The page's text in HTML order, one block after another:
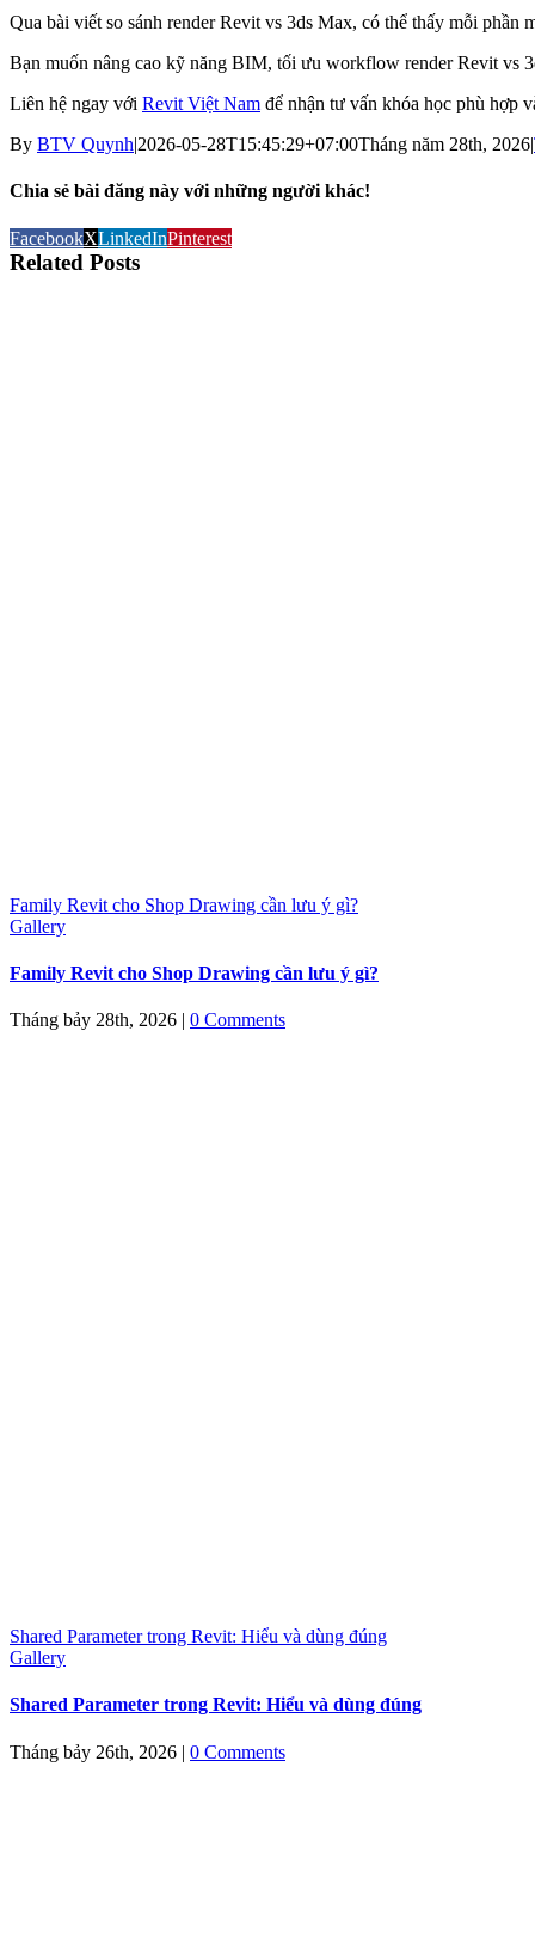
Qua bài viết so sánh render Revit vs 3ds Max, có thể thấy mỗi
Bạn muốn nâng cao kỹ năng BIM, tối ưu workflow render Revit vs
Liên hệ ngay với Revit Việt Nam để nhận tư vấn khóa học phù hợp
By BTV Quynh|2026-05-28T15:45:29+07:00Tháng năm 28th, 2026|
Chia sẻ bài đăng này với những người khác!
FacebookXLinkedInPinterest
Related Posts
Family Revit cho Shop Drawing cần lưu ý gì?
Gallery
Family Revit cho Shop Drawing cần lưu ý gì?
Tháng bảy 28th, 2026 | 0 Comments
Shared Parameter trong Revit: Hiểu và dùng đúng
Gallery
Shared Parameter trong Revit: Hiểu và dùng đúng
Tháng bảy 26th, 2026 | 0 Comments